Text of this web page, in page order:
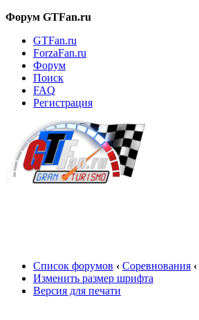
Форум GTFan.ru
GTFan.ru
ForzaFan.ru
Форум
Поиск
FAQ
Регистрация
Список форумов ‹ Соревнования ‹
Изменить размер шрифта
Версия для печати